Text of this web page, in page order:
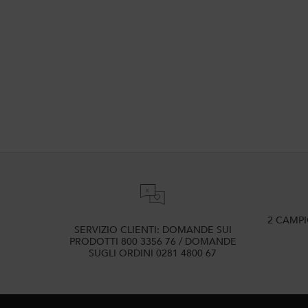
SERVIZIO CLIENTI: DOMANDE SUI
PRODOTTI 800 3356 76 / DOMANDE
SUGLI ORDINI 0281 4800 67
2